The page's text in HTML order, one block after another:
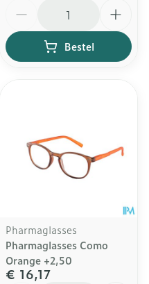
Bestel
Pharmaglasses
Pharmaglasses Como
Orange +2,50
€ 16,17